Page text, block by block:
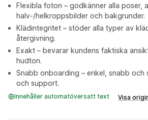
Flexibla foton – godkänner alla poser,
halv-/helkroppsbilder och bakgrunder.
Klädintegritet – stöder alla typer av
återgivning.
Exakt – bevarar kundens faktiska
hudton.
Snabb onboarding – enkel, snabb och
och support.
Innehåller automatöversatt text Visa